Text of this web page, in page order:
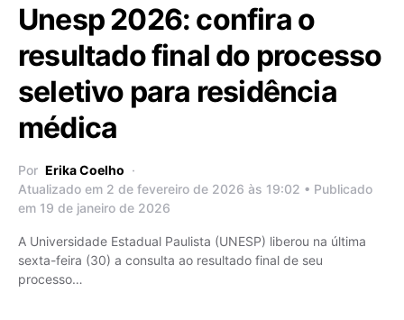
Unesp 2026: confira o
resultado final do processo
seletivo para residência
médica
Por Erika Coelho
Atualizado em 2 de fevereiro de 2026 às 19:02 • Publicado
em 19 de janeiro de 2026
A Universidade Estadual Paulista (UNESP) liberou na última
sexta-feira (30) a consulta ao resultado final de seu
processo…